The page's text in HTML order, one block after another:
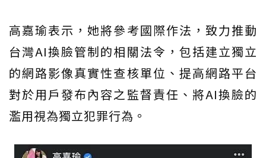
高嘉瑜表示，她將參考國際作法，致力推動
台灣AI換臉管制的相關法令，包括建立獨立
的網路影像真實性查核單位、提高網路平台
對於用戶發布內容之監督責任、將AI換臉的
濫用視為獨立犯罪行為。